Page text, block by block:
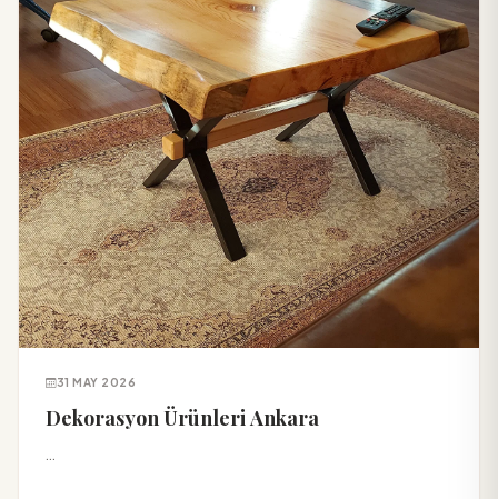
31 MAY 2026
Dekorasyon Ürünleri Ankara